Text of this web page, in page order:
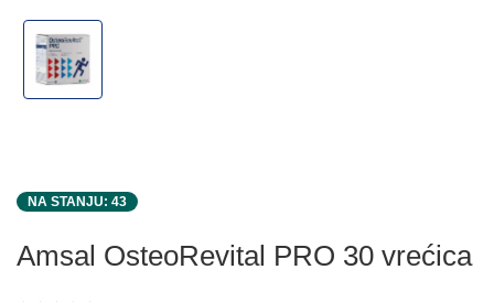
NA STANJU: 43
Amsal OsteoRevital PRO 30 vrećica